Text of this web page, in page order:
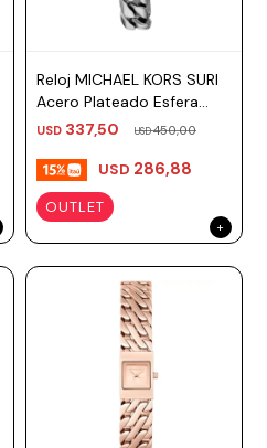
Reloj MICHAEL KORS SURI
Acero Plateado Esfera
24mm
USD 337,50 USD450,00
USD 286,88
OUTLET